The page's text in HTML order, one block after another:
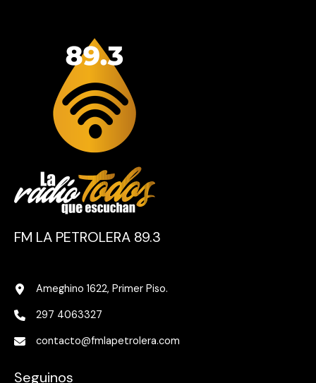
FM LA PETROLERA 89.3
Ameghino 1622, Primer Piso.
297 4063327
contacto@fmlapetrolera.com
Seguinos